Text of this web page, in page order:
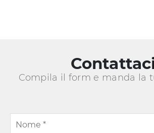
Compila il form e manda la